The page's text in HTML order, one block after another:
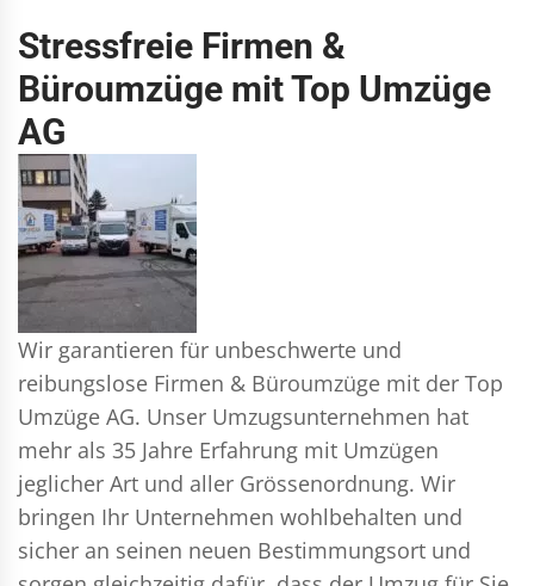
Stressfreie Firmen &
Büroumzüge mit Top Umzüge
AG
Wir garantieren für unbeschwerte und
reibungslose Firmen & Büroumzüge mit der Top
Umzüge AG. Unser Umzugsunternehmen hat
mehr als 35 Jahre Erfahrung mit Umzügen
jeglicher Art und aller Grössenordnung. Wir
bringen Ihr Unternehmen wohlbehalten und
sicher an seinen neuen Bestimmungsort und